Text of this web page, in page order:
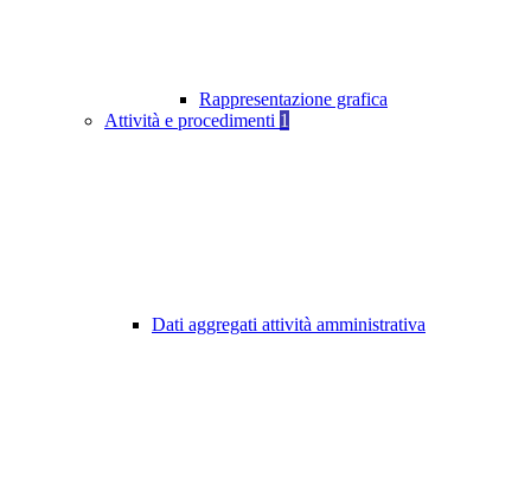
Rappresentazione grafica
Attività e procedimenti 1
Dati aggregati attività amministrativa